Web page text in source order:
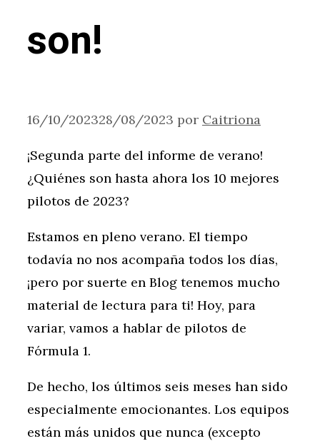
son!
16/10/202328/08/2023 por Caitriona
¡Segunda parte del informe de verano!
¿Quiénes son hasta ahora los 10 mejores
pilotos de 2023?
Estamos en pleno verano. El tiempo
todavía no nos acompaña todos los días,
¡pero por suerte en Blog tenemos mucho
material de lectura para ti! Hoy, para
variar, vamos a hablar de pilotos de
Fórmula 1.
De hecho, los últimos seis meses han sido
especialmente emocionantes. Los equipos
están más unidos que nunca (excepto